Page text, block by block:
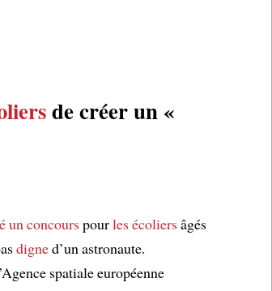
de créer un «
un concourspourles écoliersâgés
digned’un astronaute.
spatiale européenne